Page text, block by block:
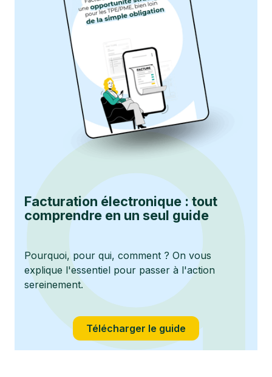
Facturation électronique : tout
comprendre en un seul guide
Pourquoi, pour qui, comment ? On vous
explique l'essentiel pour passer à l'action
sereinement.
Télécharger le guide